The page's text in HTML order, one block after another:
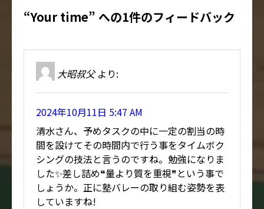
“Your time” への1件のフィードバック
大昭叔父 より:
2024年10月11日 5:47 AM
清水さん、予めタスクの中に一定の割当の時
間を設けてその時間内で行う事をタイムボク
シングの技法と言うのですね。勉強になりま
した✨差し詰め❝量より質を重視❞という事で
しょうか。正に塾バレーの取り組む姿勢を表
していますね!